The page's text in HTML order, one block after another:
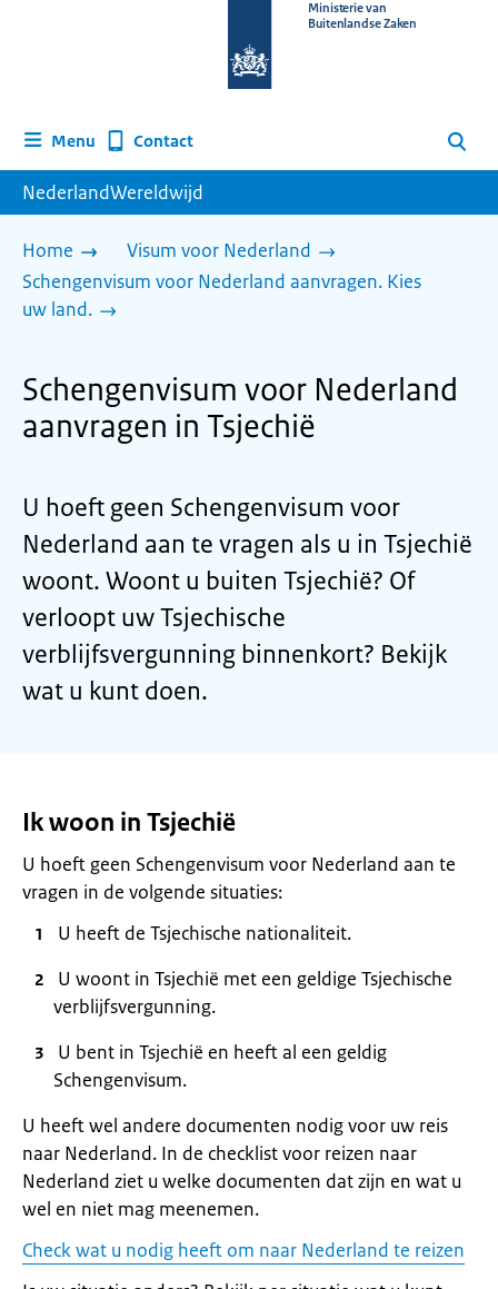
homepage
Ministerie van
Buitenlandse Zaken
Menu Contact Zoeken
NederlandWereldwijd
Home
Visum voor Nederland
Schengenvisum voor Nederland aanvragen. Kies
uw land.
Schengenvisum voor Nederland
aanvragen in Tsjechië
U hoeft geen Schengenvisum voor
Nederland aan te vragen als u in Tsjechië
woont. Woont u buiten Tsjechië? Of
verloopt uw Tsjechische
verblijfsvergunning binnenkort? Bekijk
wat u kunt doen.
Ik woon in Tsjechië
U hoeft geen Schengenvisum voor Nederland aan te
vragen in de volgende situaties:
U heeft de Tsjechische nationaliteit.
U woont in Tsjechië met een geldige Tsjechische
verblijfsvergunning.
U bent in Tsjechië en heeft al een geldig
Schengenvisum.
U heeft wel andere documenten nodig voor uw reis
naar Nederland. In de checklist voor reizen naar
Nederland ziet u welke documenten dat zijn en wat u
wel en niet mag meenemen.
Check wat u nodig heeft om naar Nederland te reizen